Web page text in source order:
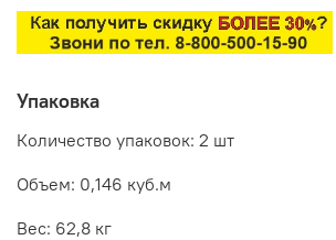
Упаковка
Количество упаковок: 2 шт
Объем: 0,146 куб.м
Вес: 62,8 кг